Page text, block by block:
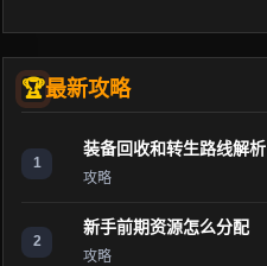
最新攻略
1
装备回收和转生路线解析
攻略
2
新手前期资源怎么分配
攻略